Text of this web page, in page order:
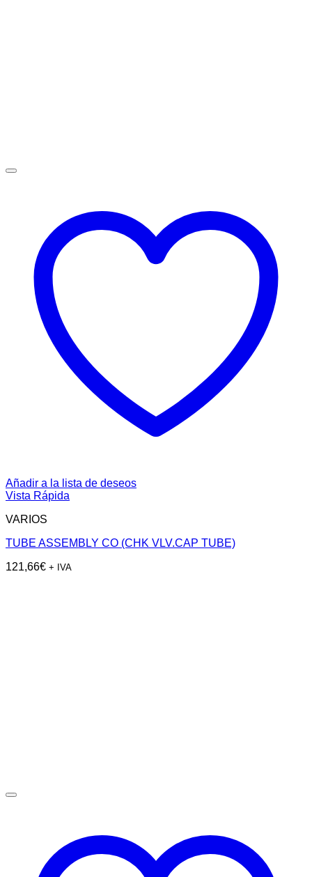
Añadir a la lista de deseos
Vista Rápida
VARIOS
TUBE ASSEMBLY CO (CHK VLV.CAP TUBE)
121,66€ + IVA